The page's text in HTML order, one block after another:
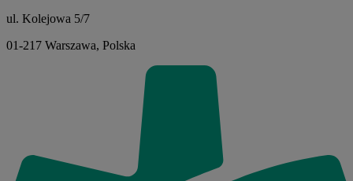
ul. Kolejowa 5/7
01-217 Warszawa, Polska